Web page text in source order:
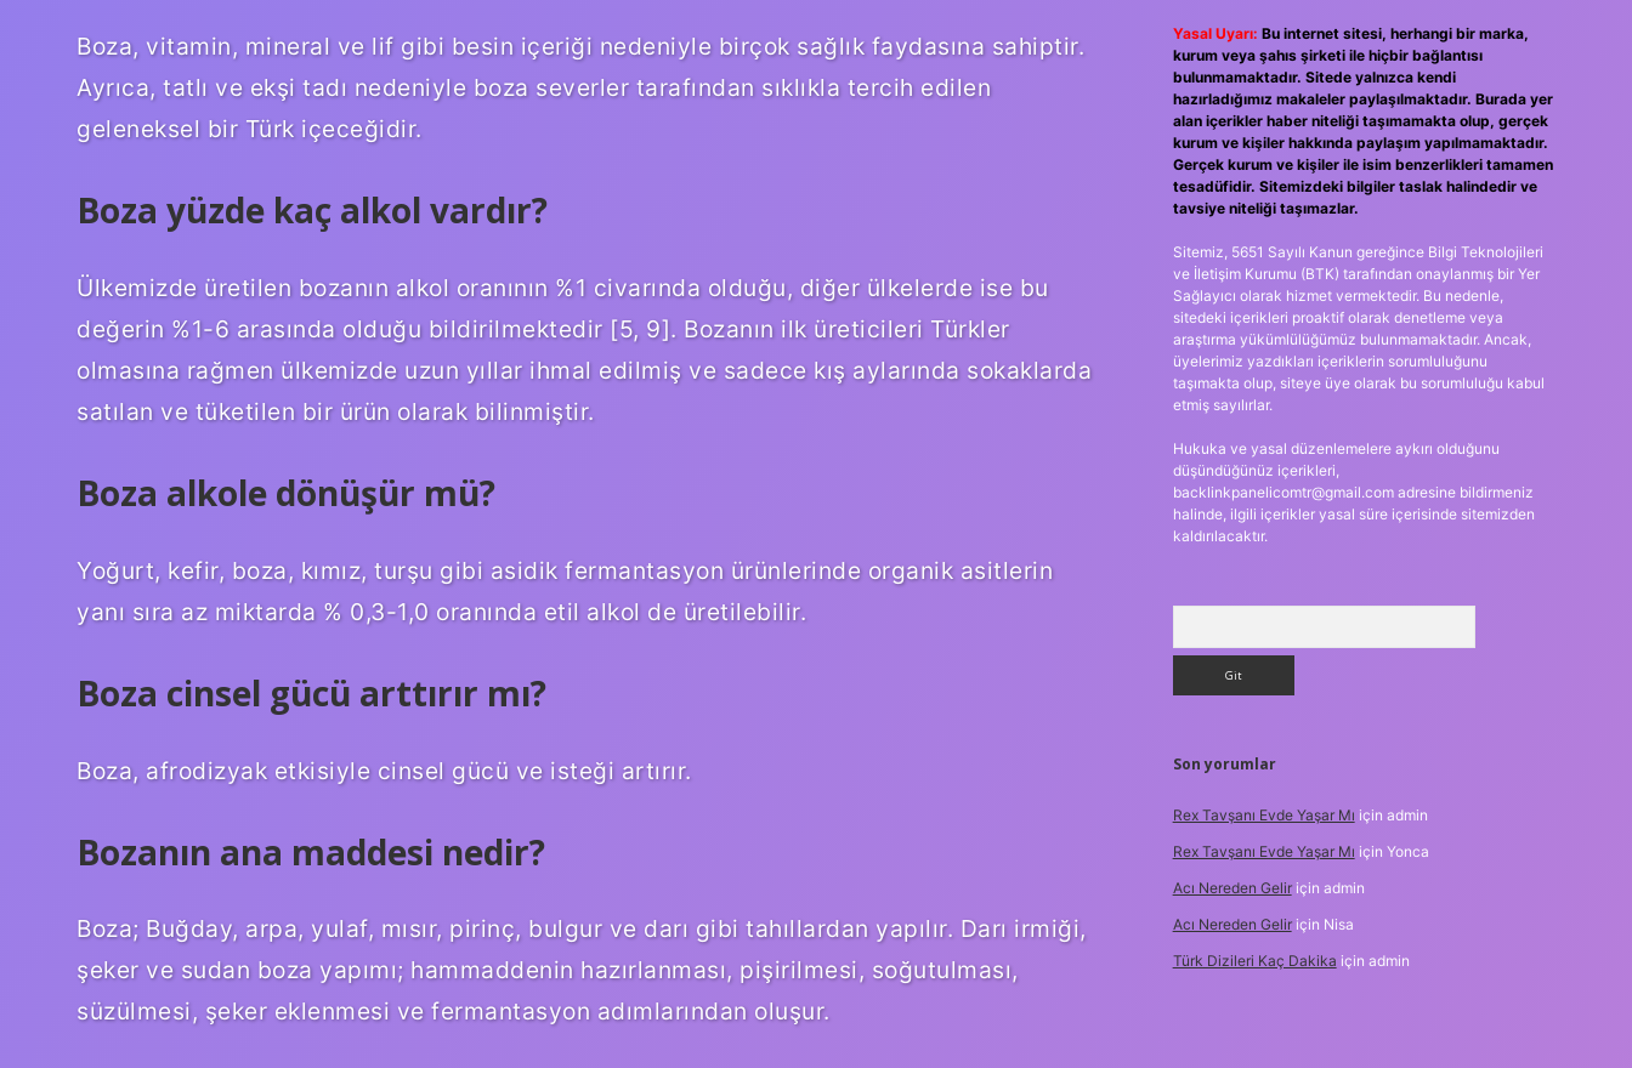
Boza, vitamin, mineral ve lif gibi besin içeriği nedeniyle birçok sağlık faydasına sahiptir.
Ayrıca, tatlı ve ekşi tadı nedeniyle boza severler tarafından sıklıkla tercih edilen
geleneksel bir Türk içeceğidir.
Boza yüzde kaç alkol vardır?
Ülkemizde üretilen bozanın alkol oranının %1 civarında olduğu, diğer ülkelerde ise bu
değerin %1-6 arasında olduğu bildirilmektedir [5, 9]. Bozanın ilk üreticileri Türkler
olmasına rağmen ülkemizde uzun yıllar ihmal edilmiş ve sadece kış aylarında sokaklarda
satılan ve tüketilen bir ürün olarak bilinmiştir.
Boza alkole dönüşür mü?
Yoğurt, kefir, boza, kımız, turşu gibi asidik fermantasyon ürünlerinde organik asitlerin
yanı sıra az miktarda % 0,3-1,0 oranında etil alkol de üretilebilir.
Boza cinsel gücü arttırır mı?
Boza, afrodizyak etkisiyle cinsel gücü ve isteği artırır.
Bozanın ana maddesi nedir?
Boza; Buğday, arpa, yulaf, mısır, pirinç, bulgur ve darı gibi tahıllardan yapılır. Darı irmiği,
şeker ve sudan boza yapımı; hammaddenin hazırlanması, pişirilmesi, soğutulması,
süzülmesi, şeker eklenmesi ve fermantasyon adımlarından oluşur.
Yasal Uyarı: Bu internet sitesi, herhangi bir marka,
kurum veya şahıs şirketi ile hiçbir bağlantısı
bulunmamaktadır. Sitede yalnızca kendi
hazırladığımız makaleler paylaşılmaktadır. Burada yer
alan içerikler haber niteliği taşımamakta olup, gerçek
kurum ve kişiler hakkında paylaşım yapılmamaktadır.
Gerçek kurum ve kişiler ile isim benzerlikleri tamamen
tesadüfidir. Sitemizdeki bilgiler taslak halindedir ve
tavsiye niteliği taşımazlar.
Sitemiz, 5651 Sayılı Kanun gereğince Bilgi Teknolojileri
ve İletişim Kurumu (BTK) tarafından onaylanmış bir Yer
Sağlayıcı olarak hizmet vermektedir. Bu nedenle,
sitedeki içerikleri proaktif olarak denetleme veya
araştırma yükümlülüğümüz bulunmamaktadır. Ancak,
üyelerimiz yazdıkları içeriklerin sorumluluğunu
taşımakta olup, siteye üye olarak bu sorumluluğu kabul
etmiş sayılırlar.
Hukuka ve yasal düzenlemelere aykırı olduğunu
düşündüğünüz içerikleri,
backlinkpanelicomtr@gmail.comadresine bildirmeniz
halinde, ilgili içerikler yasal süre içerisinde sitemizden
kaldırılacaktır.
Son yorumlar
Rex Tavşanı Evde Yaşar Mı için admin
Rex Tavşanı Evde Yaşar Mı için Yonca
Acı Nereden Geliriçin admin
Acı Nereden Geliriçin Nisa
Türk Dizileri Kaç Dakika için admin